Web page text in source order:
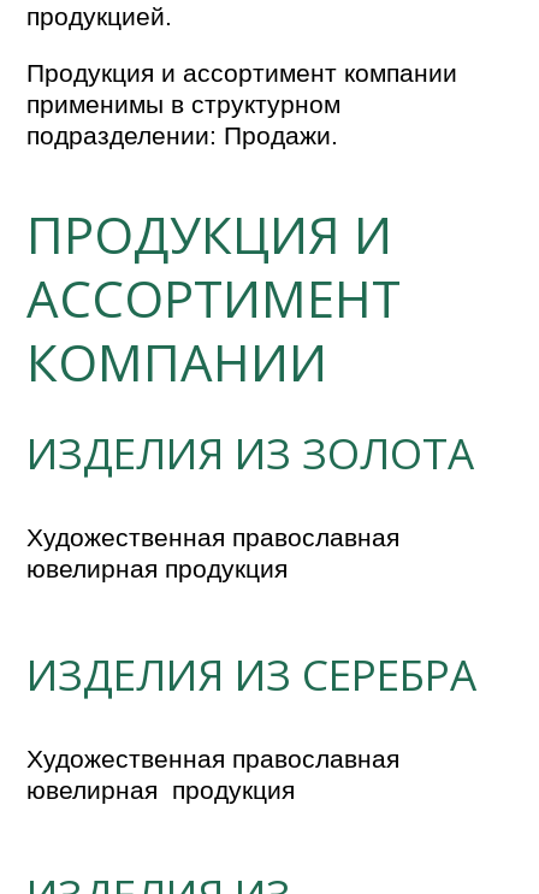
продукцией.
Продукция и ассортимент компании
применимы в структурном
подразделении: Продажи.
ПРОДУКЦИЯ И
АССОРТИМЕНТ
КОМПАНИИ
ИЗДЕЛИЯ ИЗ ЗОЛОТА
Художественная православная
ювелирная продукция
ИЗДЕЛИЯ ИЗ СЕРЕБРА
Художественная православная
ювелирная  продукция